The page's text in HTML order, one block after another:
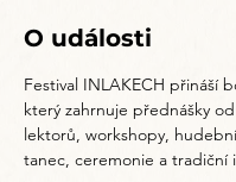
O události
Festival INLAKECH přináší
který zahrnuje přednášky
lektorů, workshopy,
tanec, ceremonie a tradiční